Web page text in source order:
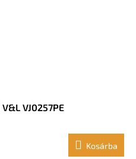
VJ0257PE
Kosárba